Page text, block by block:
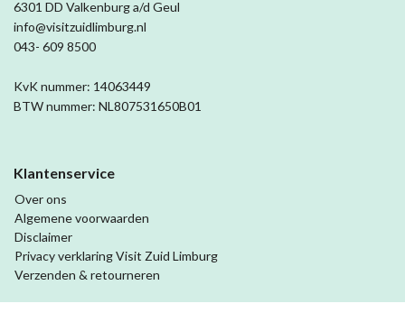
6301 DD Valkenburg a/d Geul
info@visitzuidlimburg.nl
043- 609 8500
KvK nummer: 14063449
BTW nummer: NL807531650B01
Klantenservice
Over ons
Algemene voorwaarden
Disclaimer
Privacy verklaring Visit Zuid Limburg
Verzenden & retourneren